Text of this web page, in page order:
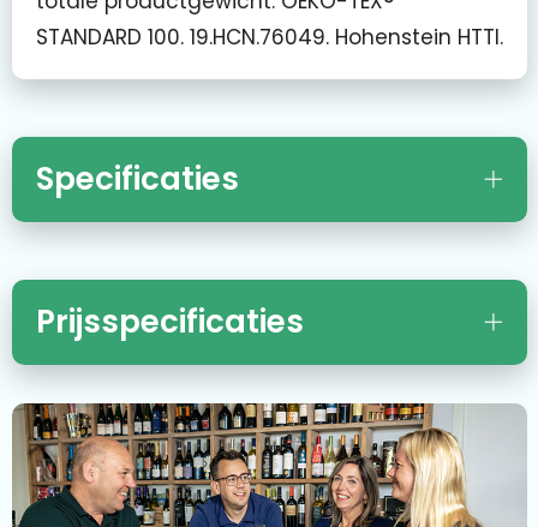
STANDARD 100. 19.HCN.76049. Hohenstein HTTI.
Specificaties
Prijsspecificaties